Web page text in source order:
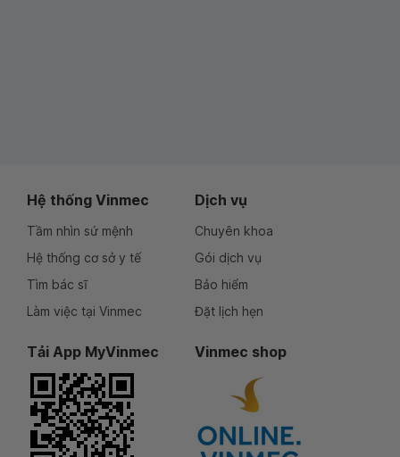
Hệ thống Vinmec
Tầm nhìn sứ mệnh
Hệ thống cơ sở y tế
Tìm bác sĩ
Làm việc tại Vinmec
Dịch vụ
Chuyên khoa
Gói dịch vụ
Bảo hiểm
Đặt lịch hẹn
Tải App MyVinmec Vinmec shop